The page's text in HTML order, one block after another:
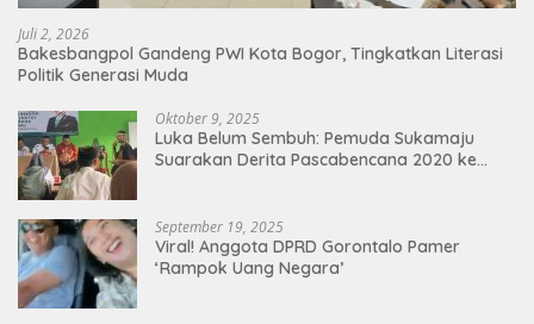
Juli 2, 2026
Bakesbangpol Gandeng PWI Kota Bogor, Tingkatkan Literasi
Politik Generasi Muda
Oktober 9, 2025
Luka Belum Sembuh: Pemuda Sukamaju
Suarakan Derita Pascabencana 2020 ke
September 19, 2025
Viral! Anggota DPRD Gorontalo Pamer
‘Rampok Uang Negara’